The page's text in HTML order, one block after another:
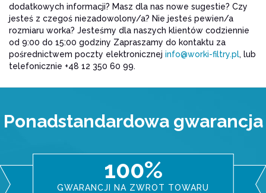
dodatkowych informacji? Masz dla nas nowe sugestie? Czy
jesteś z czegoś niezadowolony/a? Nie jesteś pewien/a
rozmiaru worka? Jesteśmy dla naszych klientów codziennie
od 9:00 do 15:00 godziny Zapraszamy do kontaktu za
pośrednictwem poczty elektronicznej info@worki-filtry.pl, lub
telefonicznie +48 12 350 60 99.
Ponadstandardowa gwarancja
100%
GWARANCJI NA ZWROT TOWARU